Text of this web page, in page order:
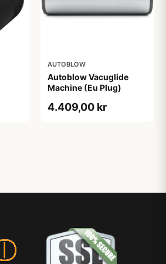
AUTOBLOW
Autoblow Vacuglide
Machine (Eu Plug)
4.409,00 kr